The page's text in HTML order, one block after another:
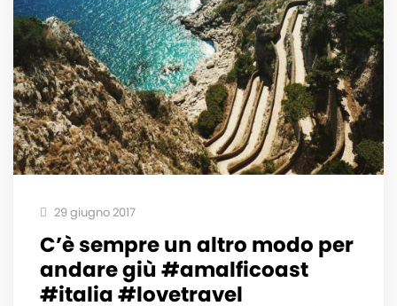
29 giugno 2017
C’è sempre un altro modo per
andare giù #amalficoast
#italia #lovetravel